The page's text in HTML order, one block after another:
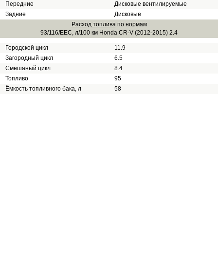
Передние
Дисковые вентилируемые
Задние
Дисковые
Расход топливапо нормам
93/116/EEC, л/100 км Honda CR-V (2012-2015) 2.4
Городской цикл
11.9
Загородный цикл
6.5
Смешаный цикл
8.4
Топливо
95
Ёмкость топливного бака, л
58